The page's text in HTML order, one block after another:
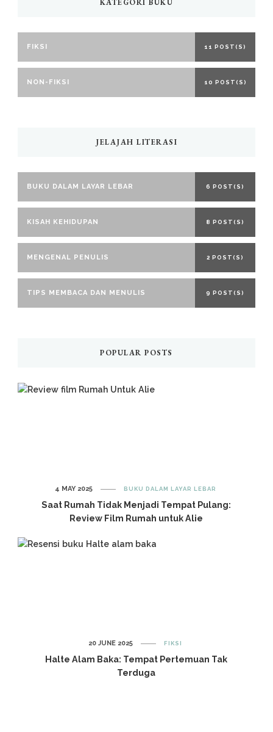
FIKSI 11 POST(S)
NON-FIKSI 10 POST(S)
JELAJAH LITERASI
BUKU DALAM LAYAR LEBAR 6 POST(S)
KISAH KEHIDUPAN 8 POST(S)
MENGENAL PENULIS 2 POST(S)
TIPS MEMBACA DAN MENULIS 9 POST(S)
POPULAR POSTS
BUKU DALAM LAYAR LEBAR
Saat Rumah Tidak Menjadi Tempat Pulang:
Review Film Rumah untuk Alie
4 MAY 2025
FIKSI
Halte Alam Baka: Tempat Pertemuan Tak
Terduga
20 JUNE 2025